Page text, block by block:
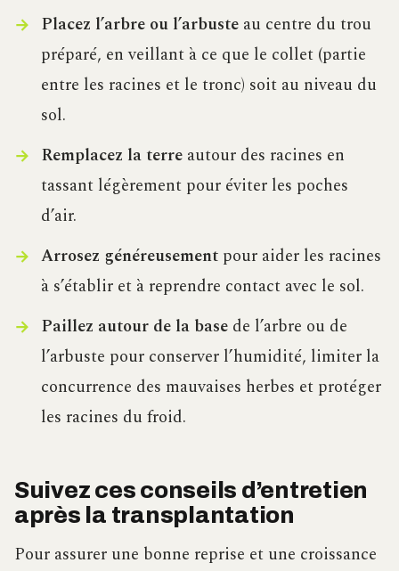
Placez l’arbre ou l’arbusteau centre du trou
préparé, en veillant à ce que le collet (partie
entre les racines et le tronc) soit au niveau du
sol.
Remplacez la terreautour des racines en
tassant légèrement pour éviter les poches
d’air.
Arrosez généreusementpour aider les racines
à s’établir et à reprendre contact avec le sol.
Paillez autour de la basede l’arbre ou de
l’arbuste pour conserver l’humidité, limiter la
concurrence des mauvaises herbes et protéger
les racines du froid.
Suivez ces conseils d’entretien
après la transplantation
Pour assurer une bonne reprise et une croissance